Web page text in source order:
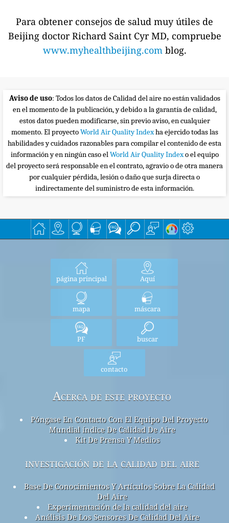
Para obtener consejos de salud muy útiles de
Beijing doctor Richard Saint Cyr MD, compruebe
www.myhealthbeijing.com blog.
Aviso de uso: Todos los datos de Calidad del aire no están validados
en el momento de la publicación, y debido a la garantía de calidad,
estos datos pueden modificarse, sin previo aviso, en cualquier
momento. El proyectoWorld Air Quality Indexha ejercido todas las
habilidades y cuidados razonables para compilar el contenido de esta
información y en ningún caso elWorld Air Quality Indexo el equipo
del proyecto será responsable en el contrato, agravio o de otra manera
por cualquier pérdida, lesión o daño que surja directa o
indirectamente del suministro de esta información.
página principal Aquí
mapa máscara
PF buscar
contacto
Acerca de este proyecto
Póngase En Contacto Con El Equipo Del Proyecto
Mundial índice De Calidad De Aire
Kit De Prensa Y Medios
investigación de la calidad del aire
Base De Conocimientos Y Artículos Sobre La Calidad
Del Aire
Experimentación de la calidad del aire
Análisis De Los Sensores De Calidad Del Aire